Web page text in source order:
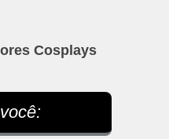
Cosplays